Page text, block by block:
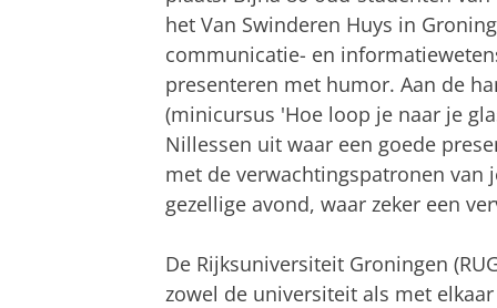
het Van Swinderen Huys in
communicatie- en
presenteren met humor. Aan de
(minicursus 'Hoe loop je naar je
Nillessen uit waar een goede
met de verwachtingspatronen van
gezellige avond, waar zeker een
De Rijksuniversiteit Groningen
zowel de universiteit als met